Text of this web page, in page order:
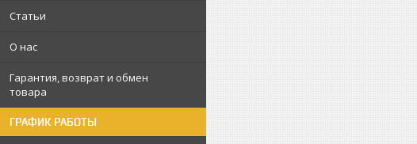
Статьи
О нас
Гарантия, возврат и обмен
товара
ГРАФИК РАБОТЫ